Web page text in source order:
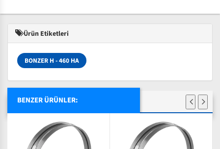
Ürün Etiketleri
BONZER H - 460 HA
BENZER ÜRÜNLER: